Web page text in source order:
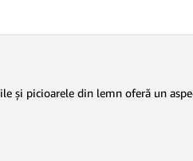
și picioarele din lemn oferă un